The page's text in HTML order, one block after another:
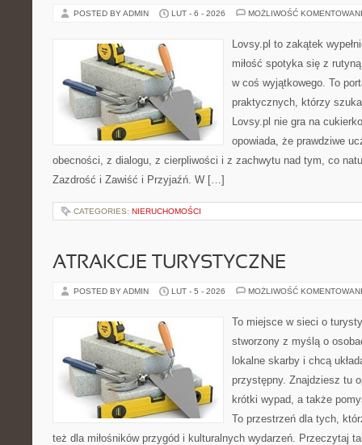
POSTED BY ADMIN LUT - 6 - 2026 MOŻLIWOŚĆ
Lovsy.pl to zakątek
miłość spotyka się z
w coś wyjątkowego. To
praktycznych, którzy
Lovsy.pl nie gra na
opowiada, że prawdziwe
obecności, z dialogu, z cierpliwości i z zachwytu nad tym, co
Zazdrość i Zawiść i Przyjaźń. W […]
CATEGORIES: NIERUCHOMOŚCI
ATRAKCJE TURYSTYCZNE
POSTED BY ADMIN LUT - 5 - 2026 MOŻLIWOŚĆ
To miejsce w sieci o
stworzony z myślą o
lokalne skarby i chcą
przystępny. Znajdziesz tu
krótki wypad, a także
To przestrzeń dla tych,
też dla miłośników przygód i kulturalnych wydarzeń. Przeczytaj